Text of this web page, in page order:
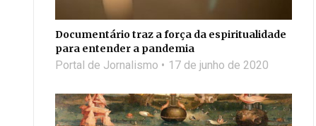
Documentário traz a força da espiritualidade
para entender a pandemia
Portal de Jornalismo 17 de junho de 2020